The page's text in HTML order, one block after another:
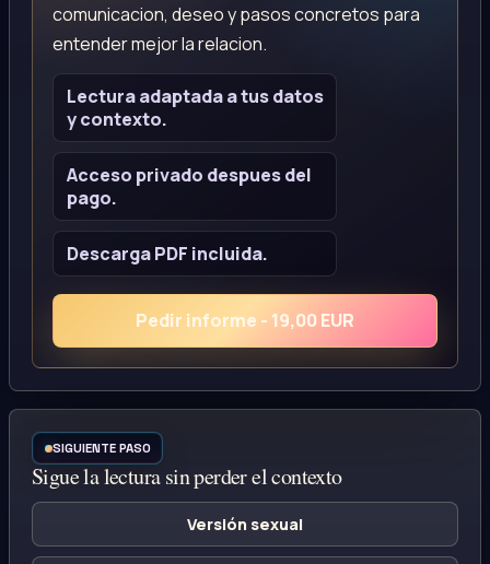
comunicacion, deseo y pasos concretos para
entender mejor la relacion.
Lectura adaptada a tus datos
y contexto.
Acceso privado despues del
pago.
Descarga PDF incluida.
Pedir informe - 19,00 EUR
SIGUIENTE PASO
Sigue la lectura sin perder el contexto
Versión sexual